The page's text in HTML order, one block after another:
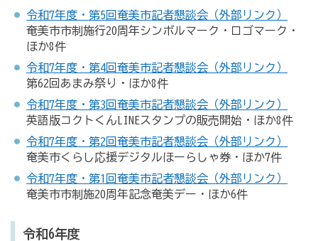
令和7年度・第5回奄美市記者懇談会（外部リンク）
奄美市市制施行20周年シンボルマーク・ロゴマーク・
ほか8件
令和7年度・第4回奄美市記者懇談会（外部リンク）
第62回あまみ祭り・ほか8件
令和7年度・第3回奄美市記者懇談会（外部リンク）
英語版コクトくんLINEスタンプの販売開始・ほか8件
令和7年度・第2回奄美市記者懇談会（外部リンク）
奄美市くらし応援デジタルほーらしゃ券・ほか7件
令和7年度・第1回奄美市記者懇談会（外部リンク）
奄美市市制施20周年記念奄美デー・ほか6件
令和6年度